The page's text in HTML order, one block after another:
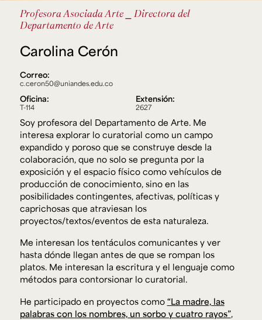
Configuración de cookies
Universidad de los Andes | Vigilada Mineducación.
Reconocimiento como universidad: Decreto 1297 del 30
de mayo de 1964. Reconocimiento de personería jurídica:
Resolución 28 del 23 de febrero de 1949, Minjusticia.
Acreditación institucional de alta calidad, 10 años:
Resolución 000194 del 16 de enero del 2025.
Posgrados
Ext. 4925
Educación
Carolina Cerón
Profesora Asociada Arte
⎯ Directora del
Departamento de Arte
Correo:
c.ceron50@uniandes.edu.co
Oficina:
T-114
Extensión:
2627
Soy profesora del Departamento de Arte. Me
interesa explorar lo curatorial como un campo
expandido y poroso que se construye desde la
colaboración, que no solo se pregunta por la
exposición y el espacio físico como vehículos de
producción de conocimiento, sino en las
posibilidades contingentes, afectivas, políticas y
caprichosas que atraviesan los
proyectos/textos/eventos de esta naturaleza.
Me interesan los tentáculos comunicantes y ver
hasta dónde llegan antes de que se rompan los
platos. Me interesan la escritura y el lenguaje como
métodos para contorsionar lo curatorial.
He participado en proyectos como “La madre, las
palabras con los nombres, un sorbo y cuatro rayos”,